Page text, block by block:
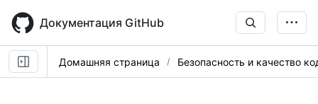
main
content
Документация GitHub
Домашняя страница Безопасность и качество